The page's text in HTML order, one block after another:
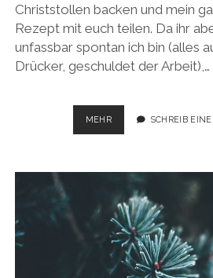
Christstollen backen und mein
Rezept mit euch teilen. Da ihr
unfassbar spontan ich bin (alles
Drücker, geschuldet der Arbeit),…
MEHRWEIHNACHTS-
STUTEN
FRÜHSTÜCK
ODER
ZUM
NACHMITTAGS-
KAFFEE
SCHREIB